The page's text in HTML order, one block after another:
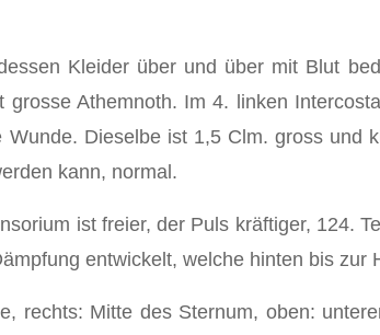
Kleider über und über mit Blut
Athemnoth. Im 4. linken
Dieselbe ist 1,5 Clm. gross
kann, normal.
ist freier, der Puls kräftiger, 124.
entwickelt, welche hinten bis zur
rechts: Mitte des Sternum, oben: